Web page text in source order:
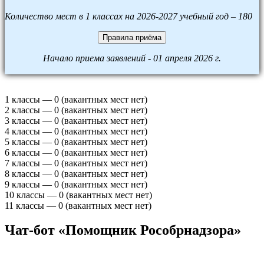
Количество мест в 1 классах на 2026-2027 учебный год – 180
Правила приёма
Начало приема заявлений - 01 апреля 2026 г.
1 классы — 0 (вакантных мест нет)
2 классы — 0 (вакантных мест нет)
3 классы — 0 (вакантных мест нет)
4 классы — 0 (вакантных мест нет)
5 классы — 0 (вакантных мест нет)
6 классы — 0 (вакантных мест нет)
7 классы — 0 (вакантных мест нет)
8 классы — 0 (вакантных мест нет)
9 классы — 0 (вакантных мест нет)
10 классы — 0 (вакантных мест нет)
11 классы — 0 (вакантных мест нет)
Чат-бот «Помощник Рособрнадзора»